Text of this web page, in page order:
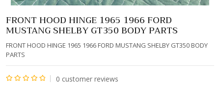
FRONT HOOD HINGE 1965 1966 FORD
MUSTANG SHELBY GT350 BODY PARTS
FRONT HOOD HINGE 1965 1966 FORD MUSTANG SHELBY GT350 BODY
PARTS
0 customer reviews